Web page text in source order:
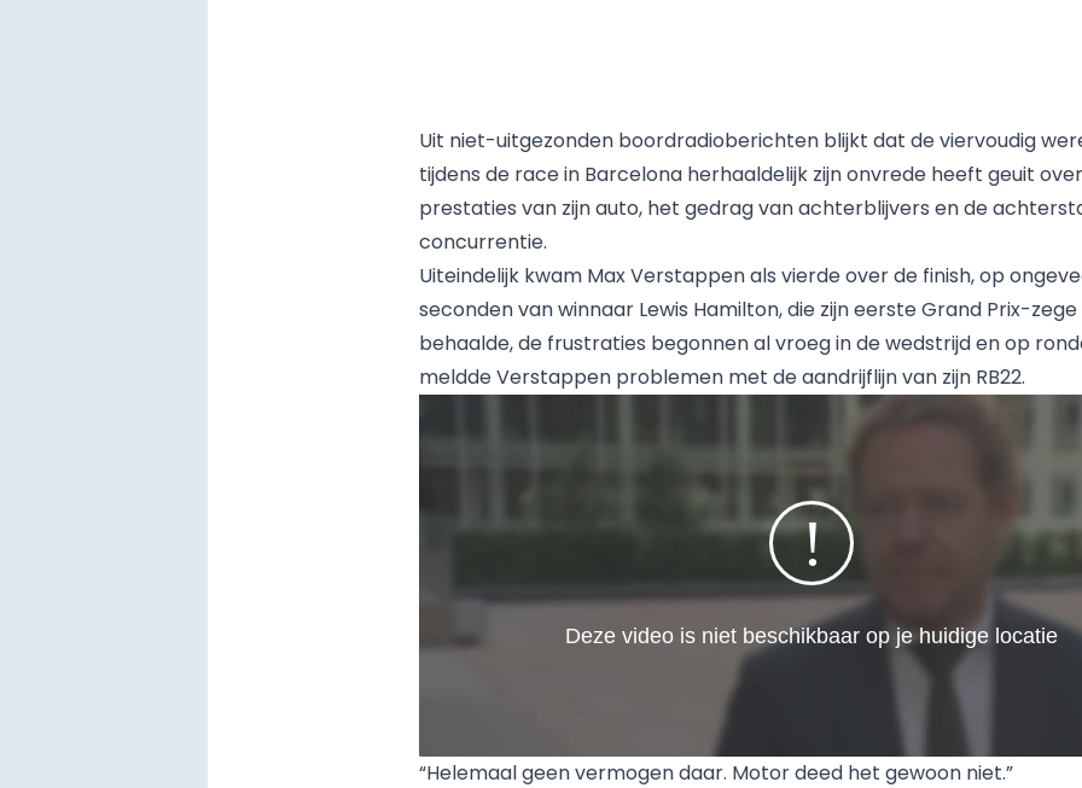
Uit niet-uitgezonden boordradioberichten blijkt dat de viervoudig
tijdens de race in Barcelona herhaaldelijk zijn onvrede heeft geuit
prestaties van zijn auto, het gedrag van achterblijvers en de
concurrentie.
Uiteindelijk kwam Max Verstappenals vierde over de finish, op
seconden van winnaar Lewis Hamilton, die zijn eerste Grand Prix-
behaalde, de frustraties begonnen al vroeg in de wedstrijd en op
meldde Verstappen problemen met de aandrijflijn van zijn RB22.
“Helemaal geen vermogen daar. Motor deed het gewoon niet.”